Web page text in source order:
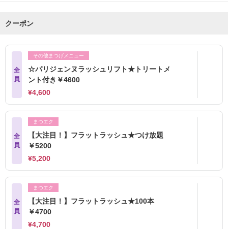
クーポン
全
員
その他まつげメニュー
☆パリジェンヌラッシュリフト★トリートメ
ント付き￥4600
¥4,600
全
員
まつエク
【大注目！】フラットラッシュ★つけ放題
￥5200
¥5,200
全
員
まつエク
【大注目！】フラットラッシュ★100本
￥4700
¥4,700